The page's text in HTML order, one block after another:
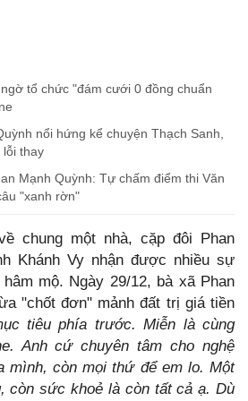
tổ chức "đám cưới 0 đồng chuẩn
nổi hứng kể chuyện Thạch Sanh,
lỗi thay
Mạnh Quỳnh: Tự chấm điểm thi Văn
"xanh rờn"
chung một nhà, cặp đôi Phan
Khánh Vy nhận được nhiều sự
mộ. Ngày 29/12, bà xã Phan
"chốt đơn" mảnh đất trị giá tiền
tiêu phía trước. Miễn là cùng
Anh cứ chuyên tâm cho nghệ
mình, còn mọi thứ để em lo. Một
còn sức khoẻ là còn tất cả ạ. Dù